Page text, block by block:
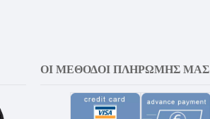
ΟΙ ΜΈΘΟΔΟΙ ΠΛΗΡΩΜΉΣ ΜΑΣ